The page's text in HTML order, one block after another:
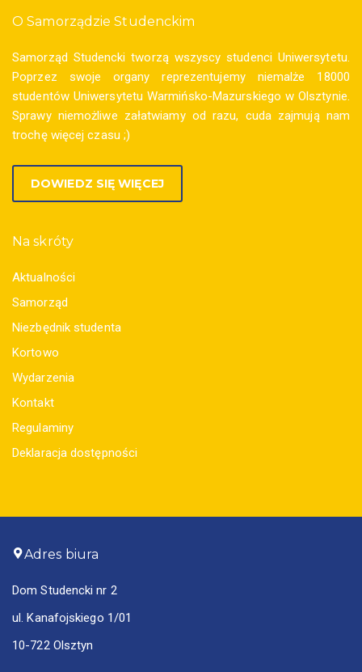
O Samorządzie Studenckim
Samorząd Studencki tworzą wszyscy studenci Uniwersytetu.
Poprzez swoje organy reprezentujemy niemalże 18000
studentów Uniwersytetu Warmińsko-Mazurskiego w Olsztynie.
Sprawy niemożliwe załatwiamy od razu, cuda zajmują nam
trochę więcej czasu ;)
DOWIEDZ SIĘ WIĘCEJ
Na skróty
Aktualności
Samorząd
Niezbędnik studenta
Kortowo
Wydarzenia
Kontakt
Regulaminy
Deklaracja dostępności
Adres biura
Dom Studencki nr 2
ul. Kanafojskiego 1/01
10-722 Olsztyn